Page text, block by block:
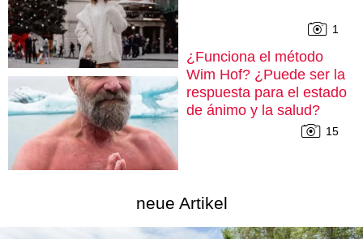
1
¿Funciona el método
Wim Hof? ¿Puede ser la
respuesta para el estado
de ánimo y la salud?
15
neue Artikel